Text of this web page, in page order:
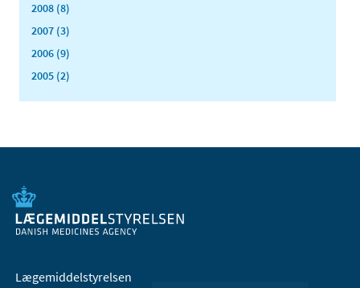
2008 (8)
2007 (3)
2006 (9)
2005 (2)
Lægemiddelstyrelsen